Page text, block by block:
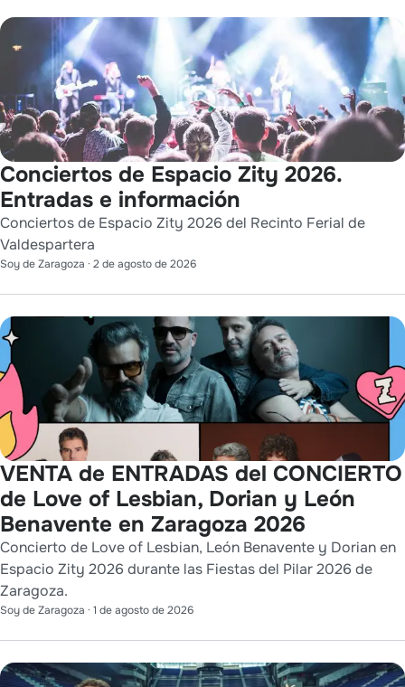
Conciertos de Espacio Zity 2026.
Entradas e información
Conciertos de Espacio Zity 2026 del Recinto Ferial de
Valdespartera
Soy de Zaragoza · 2 de agosto de 2026
VENTA de ENTRADAS del CONCIERTO
de Love of Lesbian, Dorian y León
Benavente en Zaragoza 2026
Concierto de Love of Lesbian, León Benavente y Dorian en
Espacio Zity 2026 durante las Fiestas del Pilar 2026 de
Zaragoza.
Soy de Zaragoza · 1 de agosto de 2026